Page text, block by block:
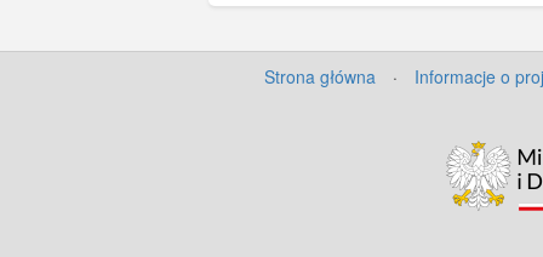
Strona główna · Informacje o